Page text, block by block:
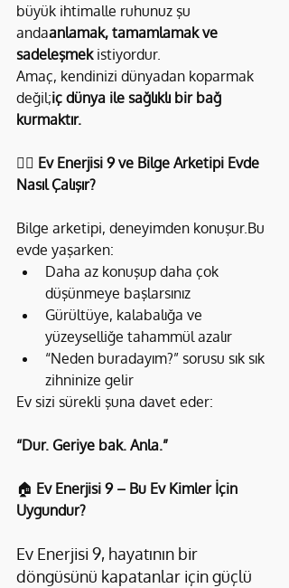
büyük ihtimalle ruhunuz şu
andaanlamak, tamamlamak ve
sadeleşmek istiyordur.
Amaç, kendinizi dünyadan koparmak
değil;iç dünya ile sağlıklı bir bağ
kurmaktır.
🧙‍♀️ Ev Enerjisi 9 ve Bilge Arketipi Evde
Nasıl Çalışır?
Bilge arketipi, deneyimden konuşur.Bu
evde yaşarken:
Daha az konuşup daha çok
düşünmeye başlarsınız
Gürültüye, kalabalığa ve
yüzeyselliğe tahammül azalır
“Neden buradayım?” sorusu sık sık
zihninize gelir
Ev sizi sürekli şuna davet eder:
“Dur. Geriye bak. Anla.”
🏠 Ev Enerjisi 9 – Bu Ev Kimler İçin
Uygundur?
Ev Enerjisi 9, hayatının bir
döngüsünü kapatanlar için güçlü